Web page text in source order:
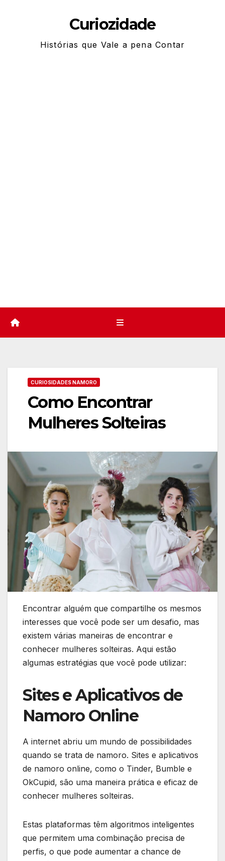
Curiozidade
Histórias que Vale a pena Contar
CURIOSIDADES NAMORO
Como Encontrar
Mulheres Solteiras
Encontrar alguém que compartilhe os mesmos
interesses que você pode ser um desafio, mas
existem várias maneiras de encontrar e
conhecer mulheres solteiras. Aqui estão
algumas estratégias que você pode utilizar:
Sites e Aplicativos de
Namoro Online
A internet abriu um mundo de possibilidades
quando se trata de namoro. Sites e aplicativos
de namoro online, como o Tinder, Bumble e
OkCupid, são uma maneira prática e eficaz de
conhecer mulheres solteiras.
Estas plataformas têm algoritmos inteligentes
que permitem uma combinação precisa de
perfis, o que pode aumentar a chance de